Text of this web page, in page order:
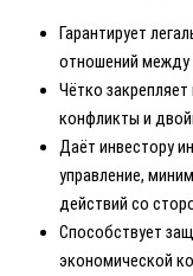
Гарантирует
отношений между
Чётко
конфликты и
Даёт инвестору
управление,
действий со
Способствует
экономической